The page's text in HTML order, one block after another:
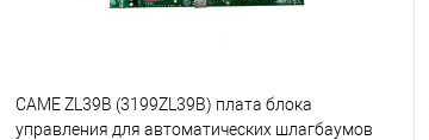
CAME ZL39B (3199ZL39B) плата блока
управления для автоматических шлагбаумов